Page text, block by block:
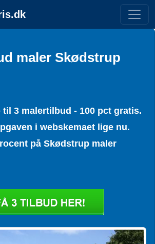
maler Skødstrup
3 malertilbud - 100 pct gratis.
i webskemaet lige nu.
på Skødstrup maler